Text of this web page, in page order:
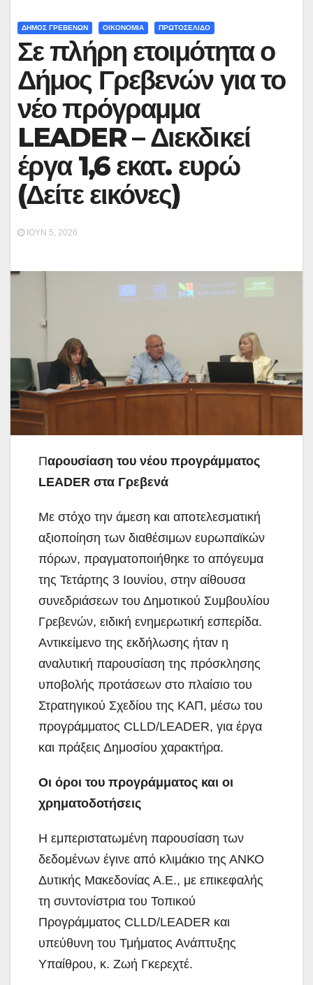
ΔΗΜΟΣ ΓΡΕΒΕΝΩΝ ΟΙΚΟΝΟΜΙΑ ΠΡΩΤΟΣΕΛΙΔΟ
Σε πλήρη ετοιμότητα ο
Δήμος Γρεβενών για το
νέο πρόγραμμα
LEADER – Διεκδικεί
έργα 1,6 εκατ. ευρώ
(Δείτε εικόνες)
ΙΟΎΝ 5, 2026
Παρουσίαση του νέου προγράμματος
LEADER στα Γρεβενά
Με στόχο την άμεση και αποτελεσματική
αξιοποίηση των διαθέσιμων ευρωπαϊκών
πόρων, πραγματοποιήθηκε το απόγευμα
της Τετάρτης 3 Ιουνίου, στην αίθουσα
συνεδριάσεων του Δημοτικού Συμβουλίου
Γρεβενών, ειδική ενημερωτική εσπερίδα.
Αντικείμενο της εκδήλωσης ήταν η
αναλυτική παρουσίαση της πρόσκλησης
υποβολής προτάσεων στο πλαίσιο του
Στρατηγικού Σχεδίου της ΚΑΠ, μέσω του
προγράμματος CLLD/LEADER, για έργα
και πράξεις Δημοσίου χαρακτήρα.
Οι όροι του προγράμματος και οι
χρηματοδοτήσεις
Η εμπεριστατωμένη παρουσίαση των
δεδομένων έγινε από κλιμάκιο της ΑΝΚΟ
Δυτικής Μακεδονίας Α.Ε., με επικεφαλής
τη συντονίστρια του Τοπικού
Προγράμματος CLLD/LEADER και
υπεύθυνη του Τμήματος Ανάπτυξης
Υπαίθρου, κ. Ζωή Γκερεχτέ.